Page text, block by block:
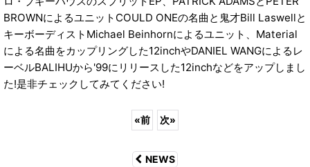
BROWNによるユニットCOULD ONEの名曲と鬼才Bill Laswellと
キーボーディストMichael Beinhornによるユニット、Material
による名曲をカップリングした12inchやDANIEL WANGによるレ
ーベルBALIHUから'99にリリースした12inchなどをアップしまし
た!是非チェックしてみてください!
«前 次»
NEWS